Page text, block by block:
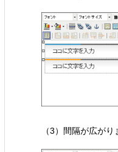
（3）間隔が広が